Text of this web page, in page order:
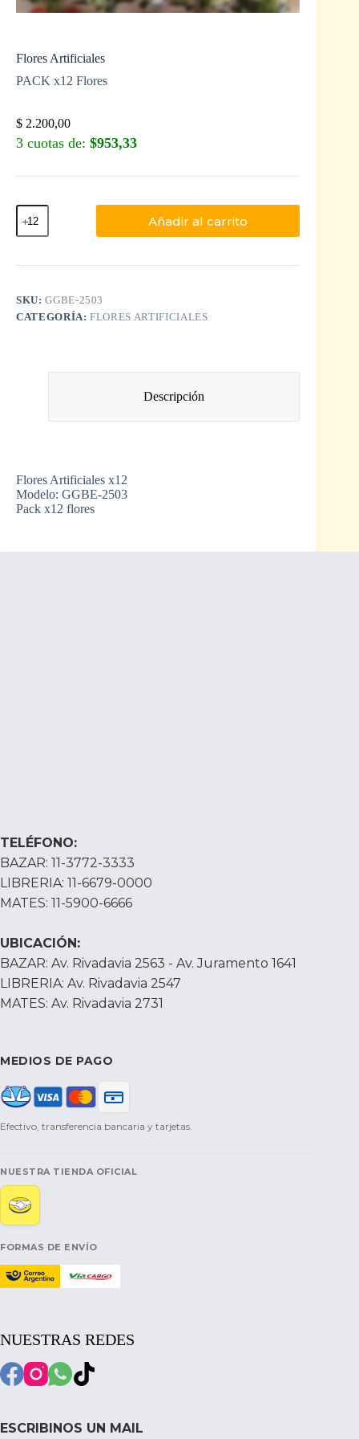
Flores Artificiales
PACK x12 Flores
$ 2.200,00
3 cuotas de: $953,33
Añadir al carrito
SKU:GGBE-2503
CATEGORÍA:FLORES ARTIFICIALES
Descripción
Flores Artificiales x12
Modelo: GGBE-2503
Pack x12 flores
TELÉFONO:
BAZAR: 11-3772-3333
LIBRERIA: 11-6679-0000
MATES: 11-5900-6666
UBICACIÓN:
BAZAR: Av. Rivadavia 2563 - Av. Juramento 1641
LIBRERIA: Av. Rivadavia 2547
MATES: Av. Rivadavia 2731
MEDIOS DE PAGO
Efectivo, transferencia bancaria y tarjetas.
NUESTRA TIENDA OFICIAL
FORMAS DE ENVÍO
NUESTRAS REDES
ESCRIBINOS UN MAIL